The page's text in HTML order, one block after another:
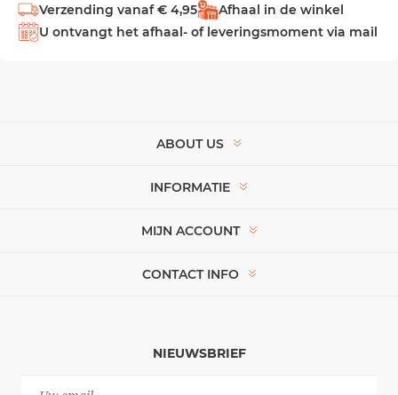
Verzending vanaf € 4,95
Afhaal in de winkel
U ontvangt het afhaal- of leveringsmoment via mail
ABOUT US
INFORMATIE
MIJN ACCOUNT
CONTACT INFO
NIEUWSBRIEF